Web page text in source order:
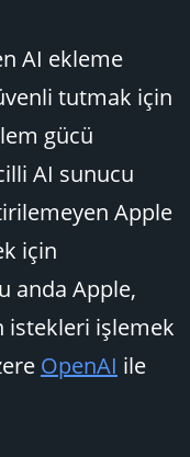
AI ekleme
tutmak için
gücü
AI sunucu
Apple
için
anda Apple,
istekleri işlemek
OpenAI ile